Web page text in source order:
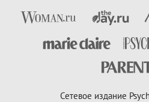
Сетевое издание